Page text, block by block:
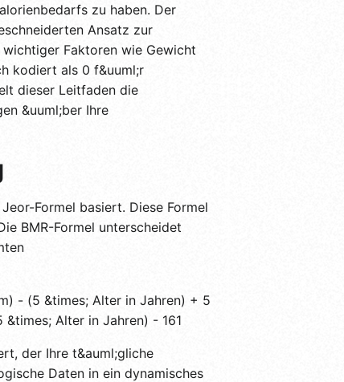
zu haben. Der
Ansatz zur
wichtiger Faktoren wie Gewicht
kodiert als 0 f&uuml;r
dieser Leitfaden die
&uuml;ber Ihre
Formel basiert. Diese Formel
BMR-Formel unterscheidet
- (5 &times; Alter in Jahren) + 5
Alter in Jahren) - 161
der Ihre t&auml;gliche
Daten in ein dynamisches